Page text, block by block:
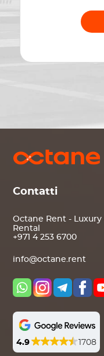
Contatti
Octane Rent - Luxury
Rental
+971 4 253 6700
info@octane.rent
4.9 1708